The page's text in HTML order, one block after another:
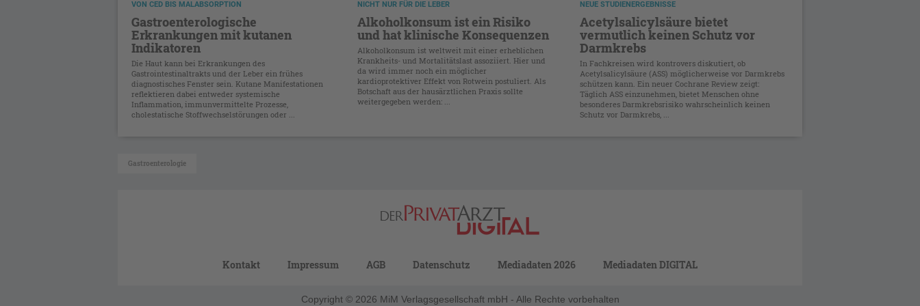
VON CED BIS MALABSORPTION
Gastroenterologische
Erkrankungen mit kutanen
Indikatoren
Die Haut kann bei Erkrankungen des
Gastrointestinaltrakts und der Leber ein frühes
diagnostisches Fenster sein. Kutane Manifestationen
reflektieren dabei entweder systemische
Inflammation, immunvermittelte Prozesse,
cholestatische Stoffwechselstörungen oder ...
NICHT NUR FÜR DIE LEBER
Alkoholkonsum ist ein Risiko
und hat klinische Konsequenzen
Alkoholkonsum ist weltweit mit einer erheblichen
Krankheits- und Mortalitätslast assoziiert. Hier und
da wird immer noch ein möglicher
kardioprotektiver Effekt von Rotwein postuliert. Als
Botschaft aus der hausärztlichen Praxis sollte
weitergegeben werden: ...
NEUE STUDIENERGEBNISSE
Acetylsalicylsäure bietet
vermutlich keinen Schutz vor
Darmkrebs
In Fachkreisen wird kontrovers diskutiert, ob
Acetylsalicylsäure (ASS) möglicherweise vor Darmkrebs
schützen kann. Ein neuer Cochrane Review zeigt:
Täglich ASS einzunehmen, bietet Menschen ohne
besonderes Darmkrebsrisiko wahrscheinlich keinen
Schutz vor Darmkrebs, ...
Gastroenterologie
Kontakt Impressum AGB Datenschutz Mediadaten 2026 Mediadaten DIGITAL
Copyright © 2026 MiM Verlagsgesellschaft mbH - Alle Rechte vorbehalten